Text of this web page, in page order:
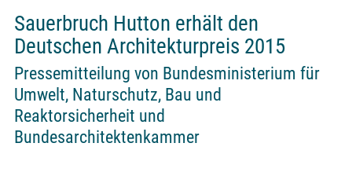
Sauerbruch Hutton erhält den
Deutschen Architekturpreis 2015
Pressemitteilung von Bundesministerium für
Umwelt, Naturschutz, Bau und
Reaktorsicherheit und
Bundesarchitektenkammer